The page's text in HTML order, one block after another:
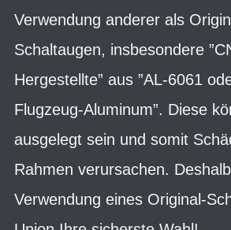
Verwendung anderer als
Schaltaugen, insbesondere
Hergestellte” aus ”AL-6061
Flugzeug-Aluminum”. Diese
ausgelegt sein und somit
Rahmen verursachen.
Verwendung eines Original-